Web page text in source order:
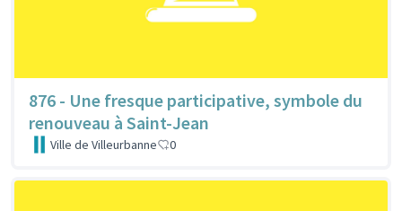
876 - Une fresque participative, symbole du
renouveau à Saint-Jean
Ville de Villeurbanne 0